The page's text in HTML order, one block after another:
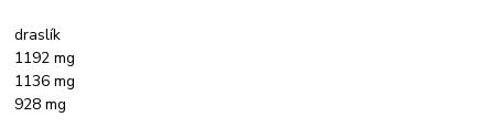
draslík
1192 mg
1136 mg
928 mg